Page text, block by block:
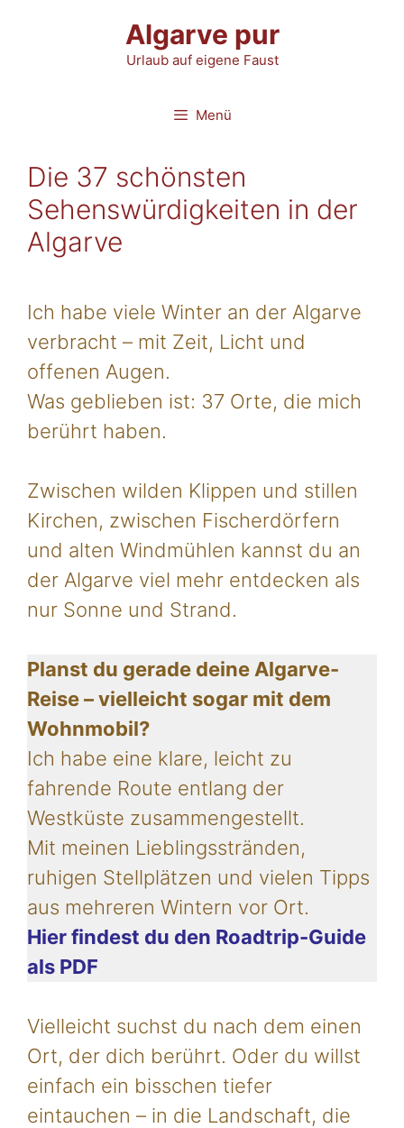
Algarve pur
Urlaub auf eigene Faust
Menü
Die 37 schönsten
Sehenswürdigkeiten in der
Algarve
Ich habe viele Winter an der Algarve
verbracht – mit Zeit, Licht und
offenen Augen.
Was geblieben ist: 37 Orte, die mich
berührt haben.
Zwischen wilden Klippen und stillen
Kirchen, zwischen Fischerdörfern
und alten Windmühlen kannst du an
der Algarve viel mehr entdecken als
nur Sonne und Strand.
Planst du gerade deine Algarve-
Reise – vielleicht sogar mit dem
Wohnmobil?
Ich habe eine klare, leicht zu
fahrende Route entlang der
Westküste zusammengestellt.
Mit meinen Lieblingsstränden,
ruhigen Stellplätzen und vielen Tipps
aus mehreren Wintern vor Ort.
Hier findest du den Roadtrip-Guide
als PDF
Vielleicht suchst du nach dem einen
Ort, der dich berührt. Oder du willst
einfach ein bisschen tiefer
eintauchen – in die Landschaft, die